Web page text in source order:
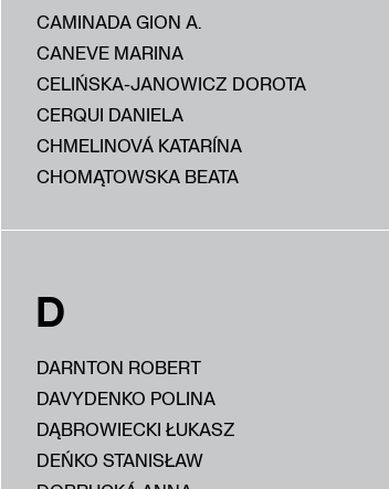
CAMINADA GION A.
CANEVE MARINA
CELIŃSKA-JANOWICZ DOROTA
CERQUI DANIELA
CHMELINOVÁ KATARÍNA
CHOMĄTOWSKA BEATA
D
DARNTON ROBERT
DAVYDENKO POLINA
DĄBROWIECKI ŁUKASZ
DEŃKO STANISŁAW